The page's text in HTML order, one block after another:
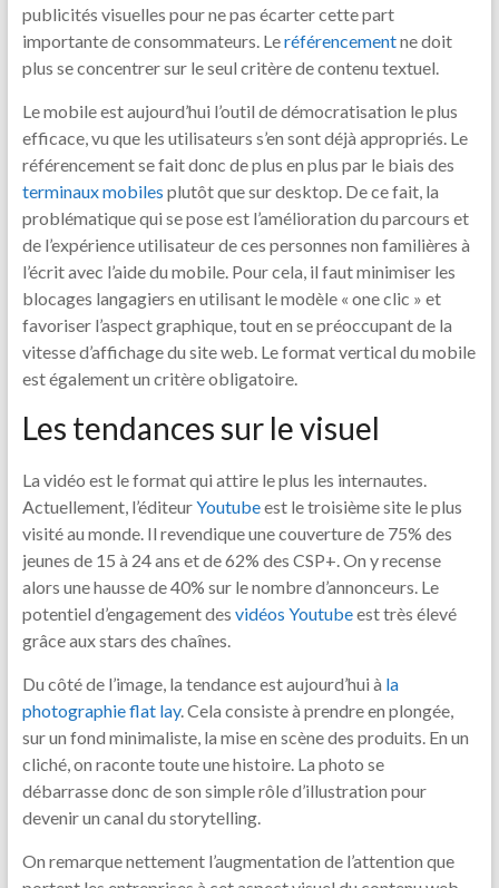
publicités visuelles pour ne pas écarter cette part
importante de consommateurs. Leréférencementne doit
plus se concentrer sur le seul critère de contenu textuel.
Le mobile est aujourd’hui l’outil de démocratisation le plus
efficace, vu que les utilisateurs s’en sont déjà appropriés. Le
référencement se fait donc de plus en plus par le biais des
terminaux mobiles plutôt que sur desktop. De ce fait, la
problématique qui se pose est l’amélioration du parcours et
de l’expérience utilisateur de ces personnes non familières à
l’écrit avec l’aide du mobile. Pour cela, il faut minimiser les
blocages langagiers en utilisant le modèle « one clic » et
favoriser l’aspect graphique, tout en se préoccupant de la
vitesse d’affichage du site web. Le format vertical du mobile
est également un critère obligatoire.
Les tendances sur le visuel
La vidéo est le format qui attire le plus les internautes.
Actuellement, l’éditeurYoutubeest le troisième site le plus
visité au monde. Il revendique une couverture de 75% des
jeunes de 15 à 24 ans et de 62% des CSP+. On y recense
alors une hausse de 40% sur le nombre d’annonceurs. Le
potentiel d’engagement des vidéos Youtubeest très élevé
grâce aux stars des chaînes.
Du côté de l’image, la tendance est aujourd’hui à la
photographie flat lay. Cela consiste à prendre en plongée,
sur un fond minimaliste, la mise en scène des produits. En un
cliché, on raconte toute une histoire. La photo se
débarrasse donc de son simple rôle d’illustration pour
devenir un canal du storytelling.
On remarque nettement l’augmentation de l’attention que